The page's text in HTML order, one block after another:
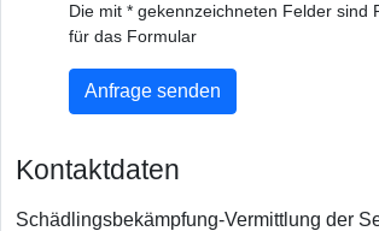
Die mit * gekennzeichneten Felder sind
für das Formular
Anfrage senden
Kontaktdaten
Schädlingsbekämpfung-Vermittlung der